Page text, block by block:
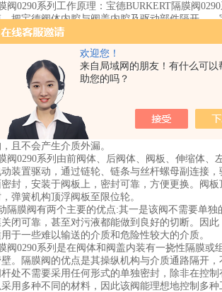
欢迎您！
来自局域网的朋友！有什么可以
助您的吗？
阀0290系列工作原理：宝德BURKERT隔膜阀
把宝德阀体内腔与阀盖内腔及驱动部件隔开，
隔膜上方的阀杆、阀瓣等零件不受介质腐蚀，
器隔离由一个气动的活塞驱动装置、一个隔膜
于流动的*阀体，能够实现较高的流量值与多样
馈装置，经过气动的控制装置，直至集成式总线
光滑性、集成式的控制空气管道、防护级TP65/
系列，内螺纹版本的隔膜阀优势，拆卸方便，便
20世纪20年底，它的启闭件是一块用软质材料
阀长期供现货0290系列保障
阀0290系列的特点：突出特点是隔膜把下部阀
且不会产生介质外漏。
阀0290系列由前阀体、后阀体、阀板、伸缩体
装置驱动，通过链轮、链条与丝杆螺母副连接
封，安装于阀板上，密封可靠，方便更换。阀
弹簧机构顶浮阀板至限位轮。
隔膜阀有两个主要的优点:其一是该阀不需要单
闭可靠，甚至对污液都能做到良好的切断。因
于一些难以输送的介质和危险性较大的介质。
阀0290系列是在阀体和阀盖内装有一挠性隔膜
。隔膜阀的优点是其操纵机构与介质通路隔开
处不需要采用任何形式的单独密封，除非在控
用多种不同的材料，因此该阀能理想地控制多